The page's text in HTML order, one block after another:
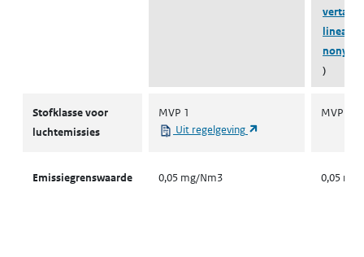
verta...
lineair
)
Stofklasse voor
luchtemissies
MVP 1
Uit regelgeving
MVP 1
Emissiegrenswaarde 0,05 mg/Nm3 0,05